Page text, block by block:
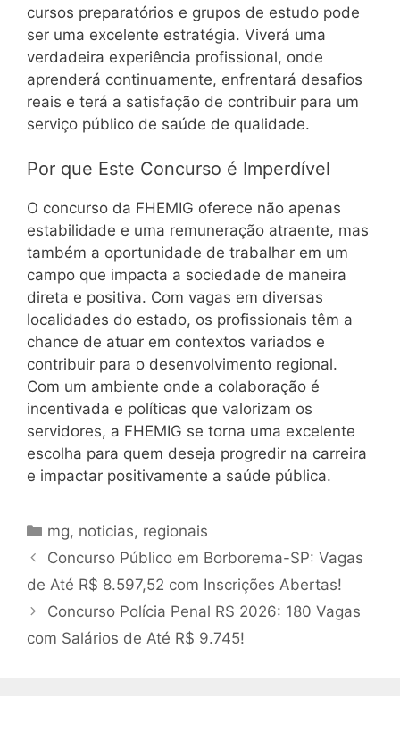
cursos preparatórios e grupos de estudo pode
ser uma excelente estratégia. Viverá uma
verdadeira experiência profissional, onde
aprenderá continuamente, enfrentará desafios
reais e terá a satisfação de contribuir para um
serviço público de saúde de qualidade.
Por que Este Concurso é Imperdível
O concurso da FHEMIG oferece não apenas
estabilidade e uma remuneração atraente, mas
também a oportunidade de trabalhar em um
campo que impacta a sociedade de maneira
direta e positiva. Com vagas em diversas
localidades do estado, os profissionais têm a
chance de atuar em contextos variados e
contribuir para o desenvolvimento regional.
Com um ambiente onde a colaboração é
incentivada e políticas que valorizam os
servidores, a FHEMIG se torna uma excelente
escolha para quem deseja progredir na carreira
e impactar positivamente a saúde pública.
Categorias
mg, noticias, regionais
Concurso Público em Borborema-SP: Vagas
de Até R$ 8.597,52 com Inscrições Abertas!
Concurso Polícia Penal RS 2026: 180 Vagas
com Salários de Até R$ 9.745!